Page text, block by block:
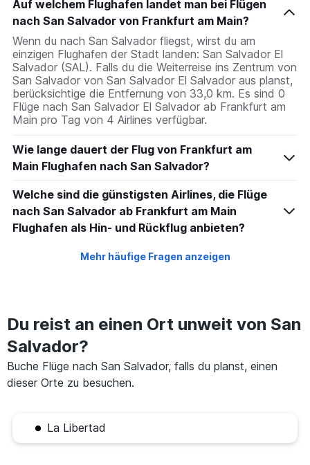
Auf welchem Flughafen landet man bei Flügen
nach San Salvador von Frankfurt am Main?
Wenn du nach San Salvador fliegst, wirst du am
einzigen Flughafen der Stadt landen: San Salvador El
Salvador (SAL). Falls du die Weiterreise ins Zentrum von
San Salvador von San Salvador El Salvador aus planst,
berücksichtige die Entfernung von 33,0 km. Es sind 0
Flüge nach San Salvador El Salvador ab Frankfurt am
Main pro Tag von 4 Airlines verfügbar.
Wie lange dauert der Flug von Frankfurt am
Main Flughafen nach San Salvador?
Welche sind die günstigsten Airlines, die Flüge
nach San Salvador ab Frankfurt am Main
Flughafen als Hin- und Rückflug anbieten?
Mehr häufige Fragen anzeigen
Du reist an einen Ort unweit von San
Salvador?
Buche Flüge nach San Salvador, falls du planst, einen
dieser Orte zu besuchen.
La Libertad